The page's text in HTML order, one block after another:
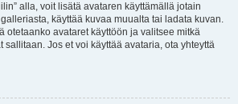
alla, voit lisätä avataren käyttämällä jotain
käyttää kuvaa muualta tai ladata kuvan.
otetaanko avataret käyttöön ja valitsee mitkä
sallitaan. Jos et voi käyttää avataria, ota yhteyttä